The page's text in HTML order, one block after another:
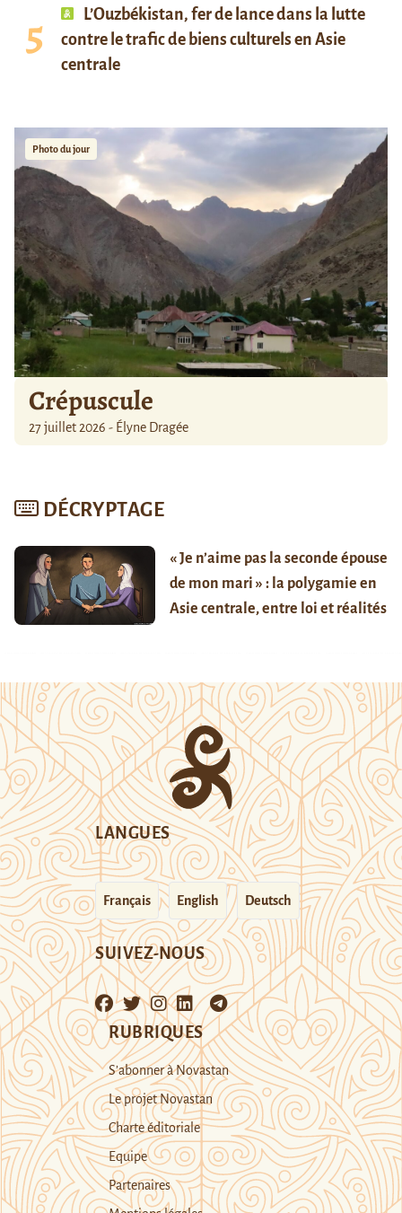
L’Ouzbékistan, fer de lance dans la lutte
contre le trafic de biens culturels en Asie
centrale
Photo du jour
Crépuscule
27 juillet 2026 - Élyne Dragée
DÉCRYPTAGE
« Je n’aime pas la seconde épouse
de mon mari » : la polygamie en
Asie centrale, entre loi et réalités
LANGUES
Français English Deutsch
SUIVEZ-NOUS
RUBRIQUES
S’abonner à Novastan
Le projet Novastan
Charte éditoriale
Equipe
Partenaires